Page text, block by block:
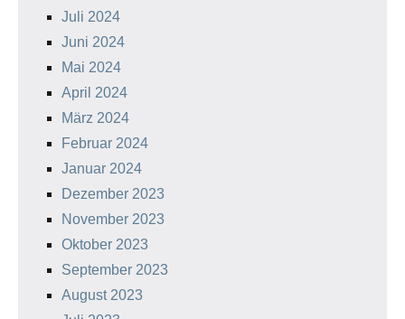
Juli 2024
Juni 2024
Mai 2024
April 2024
März 2024
Februar 2024
Januar 2024
Dezember 2023
November 2023
Oktober 2023
September 2023
August 2023